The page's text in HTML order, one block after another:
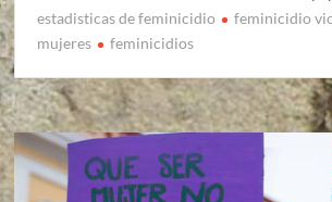
estadisticas de feminicidio
feminicidio
mujeres
feminicidios